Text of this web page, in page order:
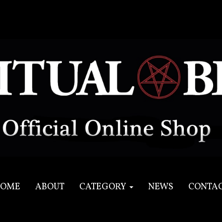
ABOUT CATEGORY NEWS